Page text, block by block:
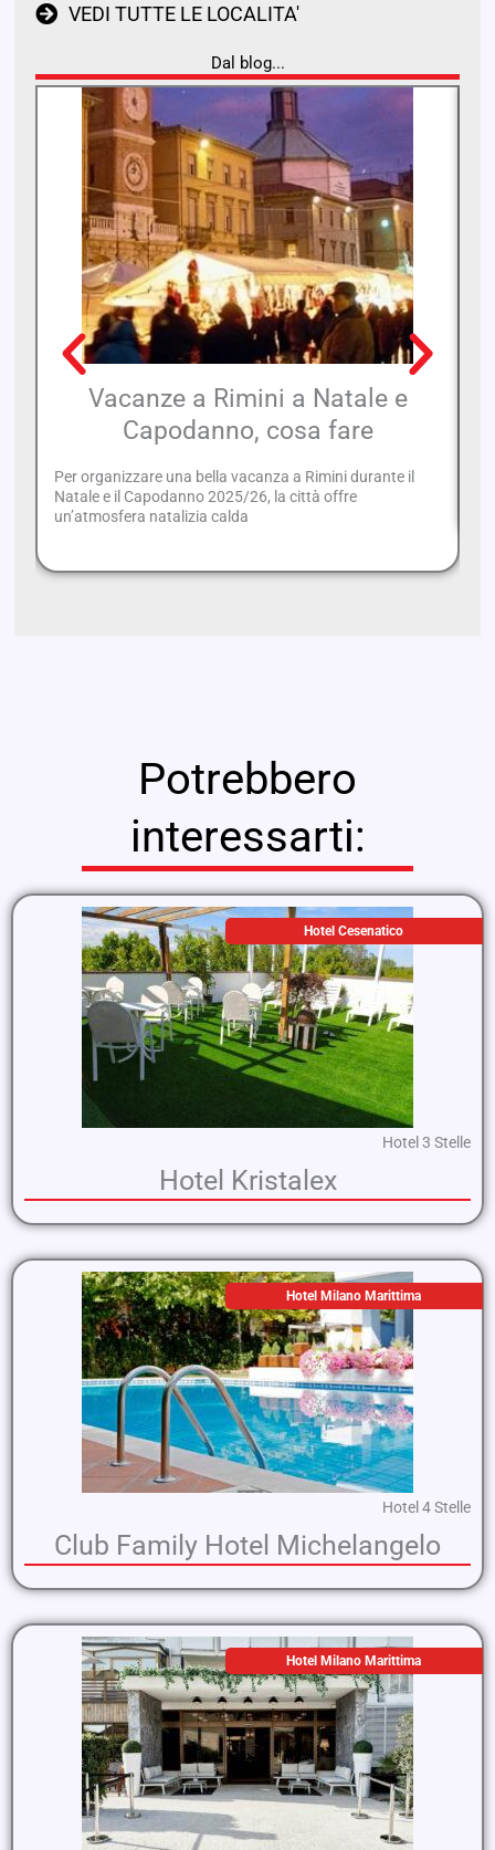
VEDI TUTTE LE LOCALITA'
Dal blog...
Vacanze a Rimini a Natale e
Capodanno, cosa fare
Per organizzare una bella vacanza a Rimini durante il
Natale e il Capodanno 2025/26, la città offre
un’atmosfera natalizia calda
Potrebbero
interessarti:
Hotel Cesenatico
Hotel 3 Stelle
Hotel Kristalex
Hotel Milano Marittima
Hotel 4 Stelle
Club Family Hotel Michelangelo
Hotel Milano Marittima